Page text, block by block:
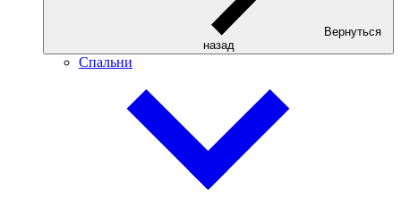
Вернуться
назад
Спальни